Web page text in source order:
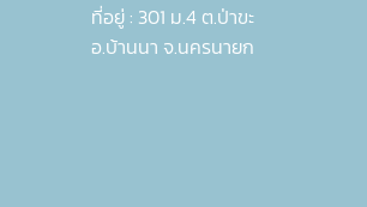
ที่อยู่ : 301 ม.4 ต.ป่าขะ
อ.บ้านนา จ.นครนายก